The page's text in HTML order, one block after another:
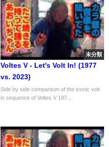
未分類
Voltes V - Let's Volt In! (1977
vs. 2023)
Side by side comparison of the iconic volt
in sequence of Voltes V 197...